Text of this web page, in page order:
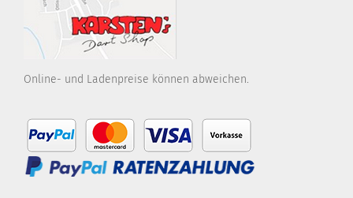
Online- und Ladenpreise können abweichen.